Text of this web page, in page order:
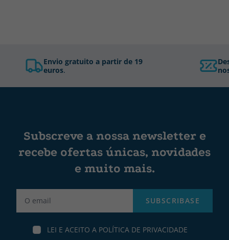
Envio gratuito a partir de 19
euros.
Subscreve a nossa newsletter e
recebe ofertas únicas, novidades
e muito mais.
SUBSCRIBASE
LEI E ACEITO A POLÍTICA DE PRIVACIDADE